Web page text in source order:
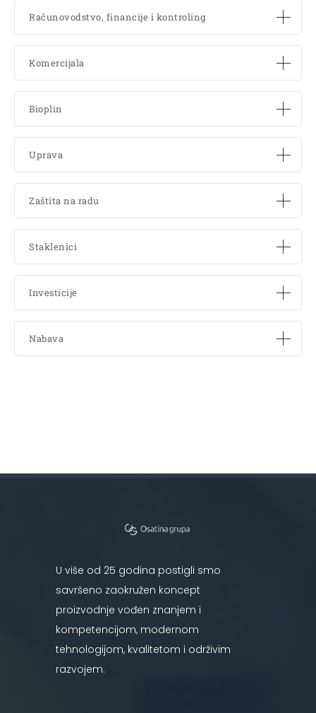
Računovodstvo, financije i kontroling
Komercijala
Bioplin
Uprava
Zaštita na radu
Staklenici
Investicije
Nabava
U više od 25 godina postigli smo
savršeno zaokružen koncept
proizvodnje vođen znanjem i
kompetencijom, modernom
tehnologijom, kvalitetom i održivim
razvojem.